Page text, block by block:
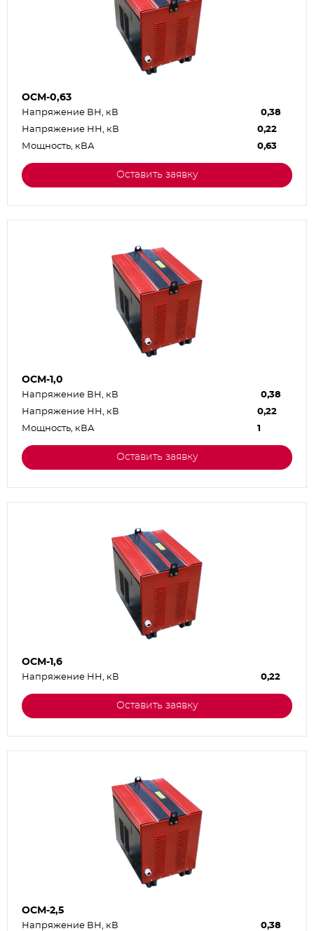
ОСМ-0,63
Напряжение ВН, кВ
0,38
Напряжение НН, кВ
0,22
Мощность, кВА
0,63
Оставить заявку
ОСМ-1,0
Напряжение ВН, кВ
0,38
Напряжение НН, кВ
0,22
Мощность, кВА
1
Оставить заявку
ОСМ-1,6
Напряжение НН, кВ 0,22
Оставить заявку
ОСМ-2,5
Напряжение ВН, кВ
0,38